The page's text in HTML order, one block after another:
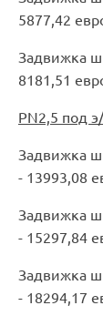
5877,42
Задвижка
8181,51
PN2,5 под
Задвижка
- 13993,08
Задвижка
- 15297,84
Задвижка
- 18294,17